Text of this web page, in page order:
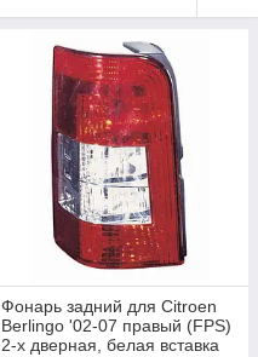
Фонарь задний для Citroen
Berlingo '02-07 правый (FPS)
2-х дверная, белая вставка